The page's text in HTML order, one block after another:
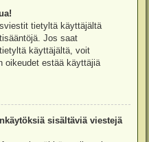
tietyltä käyttäjältä
Jos saat
käyttäjältä, voit
oikeudet estää käyttäjiä
sisältäviä viestejä